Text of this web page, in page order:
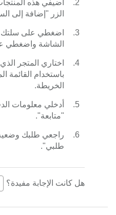
أضيفي هذه
الزر "إضافة إلى
اضغطي على سلتك
الشاشة واضغطي
اختاري المتجر
باستخدام القائمة
الخريطة.
أدخلي معلومات
"متابعة".
راجعي طلبك وضعيه
طلبي".
هل كانت الإجابة مفيدة؟